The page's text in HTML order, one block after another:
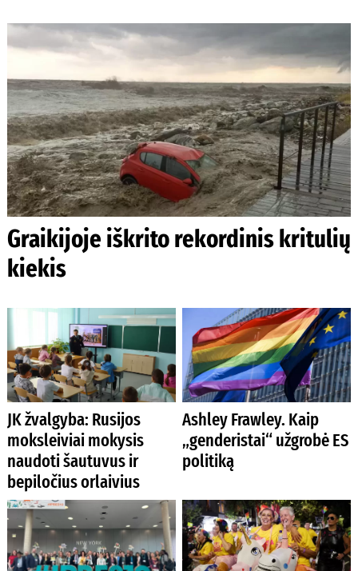
Graikijoje iškrito rekordinis kritulių
kiekis
JK žvalgyba: Rusijos
moksleiviai mokysis
naudoti šautuvus ir
bepiločius orlaivius
Ashley Frawley. Kaip
„genderistai“ užgrobė ES
politiką